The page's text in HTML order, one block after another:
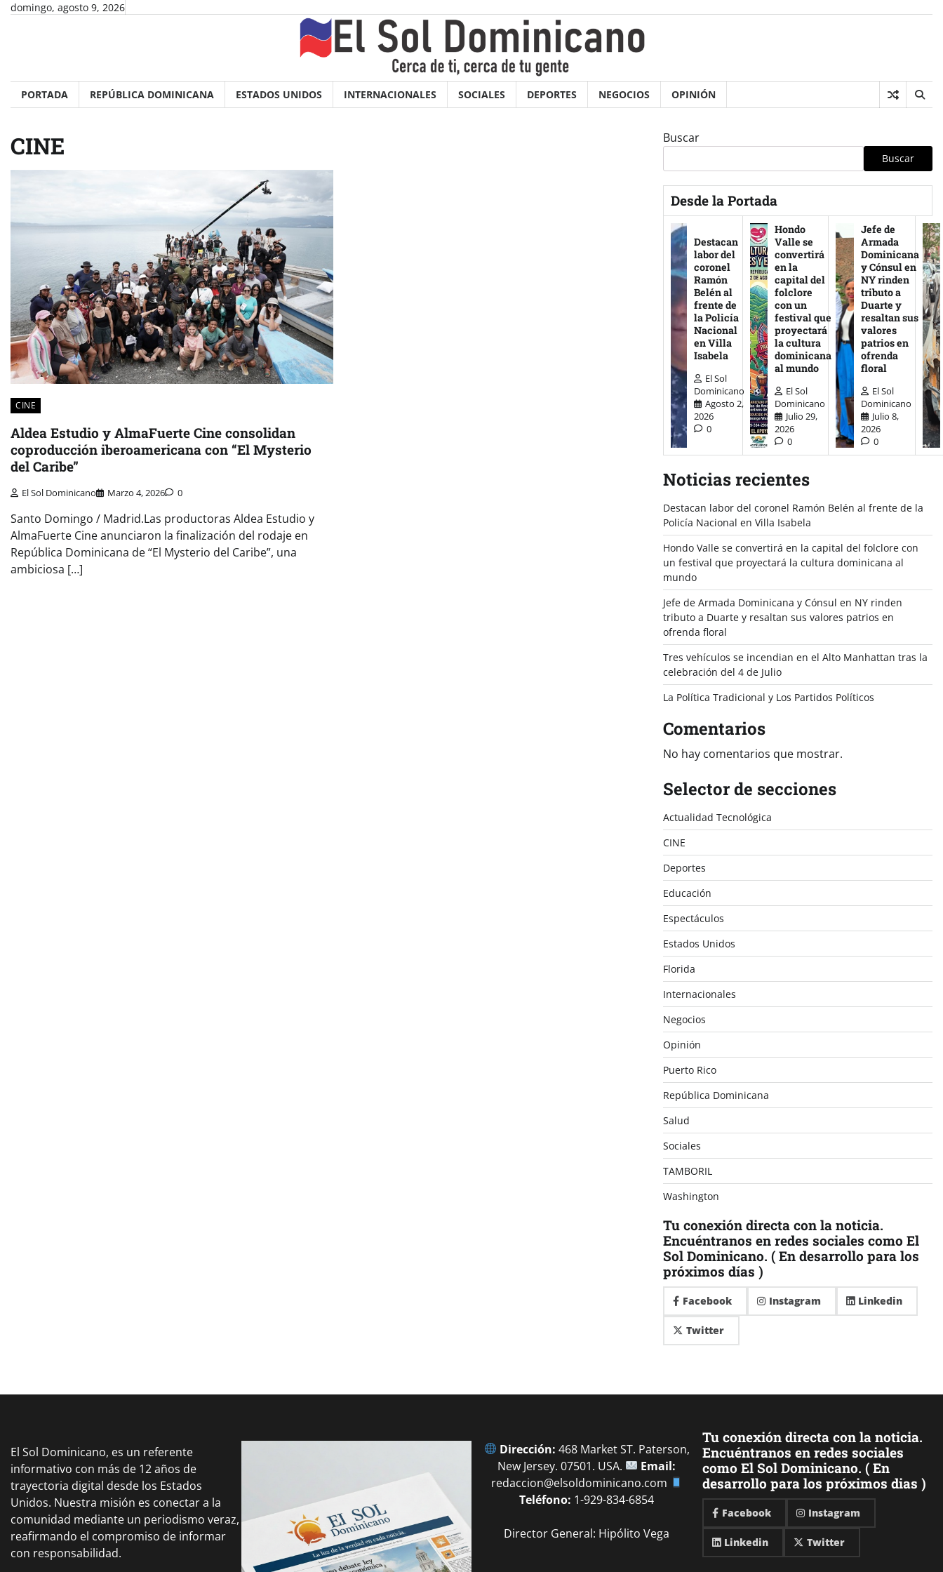
Skipdomingo, agosto 9, 2026
PORTADA REPÚBLICA DOMINICANA ESTADOS UNIDOS INTERNACIONALES SOCIALES DEPORTES NEGOCIOS OPINIÓN
CINE
CINE
Aldea Estudio y AlmaFuerte Cine consolidan
coproducción iberoamericana con “El Mysterio
del Caribe”
El Sol Dominicano Marzo 4, 2026 0
Santo Domingo / Madrid.Las productoras Aldea Estudio y
AlmaFuerte Cine anunciaron la finalización del rodaje en
República Dominicana de “El Mysterio del Caribe”, una
ambiciosa […]
Buscar
Buscar
Desde la Portada
Destacan
labor del
coronel
Ramón
Belén al
frente de
la Policía
Nacional
en Villa
Isabela
El Sol
Dominicano
Agosto 2,
2026
0
Hondo
Valle se
convertirá
en la
capital del
folclore
con un
festival que
proyectará
la cultura
dominicana
al mundo
El Sol
Dominicano
Julio 29,
2026
0
Jefe de
Armada
Dominicana
y Cónsul en
NY rinden
tributo a
Duarte y
resaltan sus
valores
patrios en
ofrenda
floral
El Sol
Dominicano
Julio 8,
2026
0
Noticias recientes
Destacan labor del coronel Ramón Belén al frente de la
Policía Nacional en Villa Isabela
Hondo Valle se convertirá en la capital del folclore con
un festival que proyectará la cultura dominicana al
mundo
Jefe de Armada Dominicana y Cónsul en NY rinden
tributo a Duarte y resaltan sus valores patrios en
ofrenda floral
Tres vehículos se incendian en el Alto Manhattan tras la
celebración del 4 de Julio
La Política Tradicional y Los Partidos Políticos
Comentarios
No hay comentarios que mostrar.
Selector de secciones
Actualidad Tecnológica
CINE
Deportes
Educación
Espectáculos
Estados Unidos
Florida
Internacionales
Negocios
Opinión
Puerto Rico
República Dominicana
Salud
Sociales
TAMBORIL
Washington
Tu conexión directa con la noticia.
Encuéntranos en redes sociales como El
Sol Dominicano. ( En desarrollo para los
próximos días )
Facebook Instagram Linkedin
Twitter
El Sol Dominicano, es un referente
informativo con más de 12 años de
trayectoria digital desde los Estados
Unidos. Nuestra misión es conectar a la
comunidad mediante un periodismo veraz,
reafirmando el compromiso de informar
con responsabilidad.
Dirección: 468 Market ST. Paterson,
New Jersey. 07501. USA.
Email:
redaccion@elsoldominicano.com
Teléfono: 1-929-834-6854
Director General: Hipólito Vega
Tu conexión directa con la noticia.
Encuéntranos en redes sociales
como El Sol Dominicano. ( En
desarrollo para los próximos dias )
Facebook Instagram
Linkedin Twitter